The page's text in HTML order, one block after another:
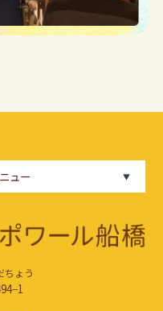
ュー
ちょう